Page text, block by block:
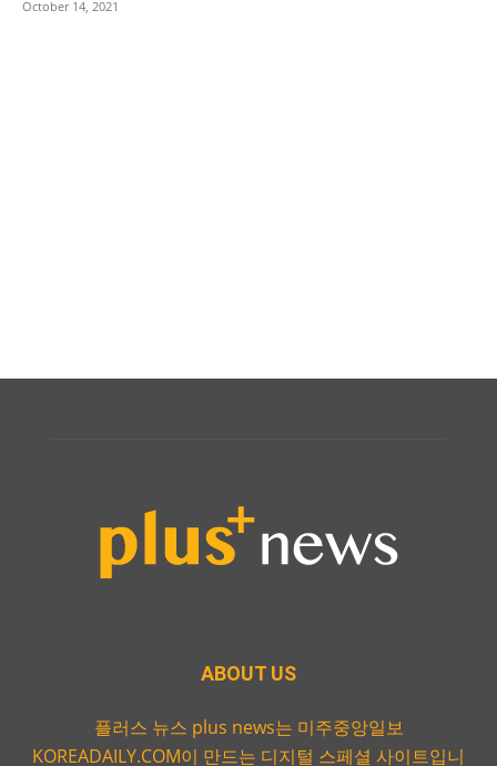
October 14, 2021
ABOUT US
플러스 뉴스 plus news는 미주중앙일보
KOREADAILY.COM이 만드는 디지털 스페셜 사이트입니